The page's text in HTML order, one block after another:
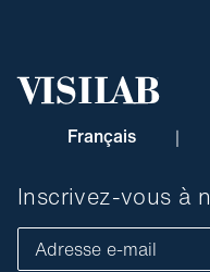
Français
Inscrivez-vous à
Adresse e-mail